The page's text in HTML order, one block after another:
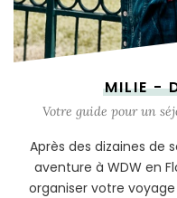
MILIE -
Votre guide pour un
Après des dizaines de
aventure à WDW en
organiser votre